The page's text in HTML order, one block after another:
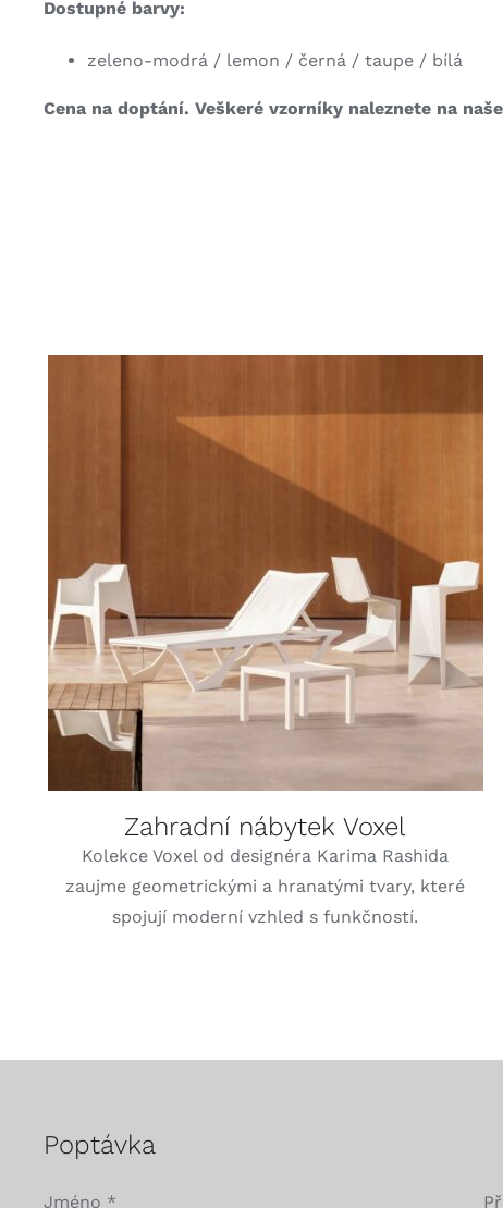
Dostupné barvy:
zeleno-modrá / lemon / černá / taupe / bílá
Cena na doptání. Veškeré vzorníky naleznete na
DETAILY
Zahradní nábytek Voxel
Kolekce Voxel od designéra Karima Rashida
zaujme geometrickými a hranatými tvary, které
spojují moderní vzhled s funkčností.
Poptávka
Jméno *